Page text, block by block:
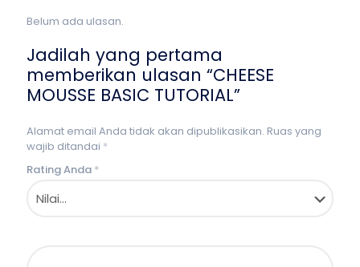
Belum ada ulasan.
Jadilah yang pertama
memberikan ulasan “CHEESE
MOUSSE BASIC TUTORIAL”
Alamat email Anda tidak akan dipublikasikan. Ruas yang
wajib ditandai *
Rating Anda *